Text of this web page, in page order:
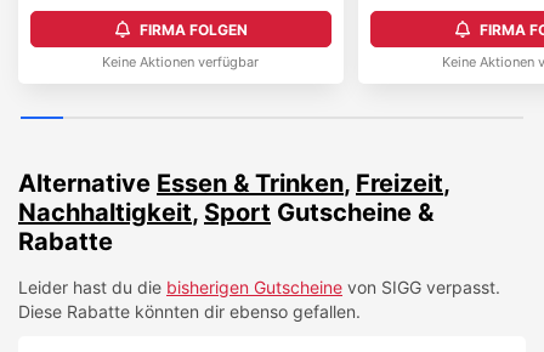
FIRMA FOLGEN
Keine Aktionen verfügbar
FIRMA
Keine Aktionen
Alternative Essen & Trinken, Freizeit,
Nachhaltigkeit, Sport Gutscheine &
Rabatte
Leider hast du die bisherigen Gutscheine von SIGG verpasst.
Diese Rabatte könnten dir ebenso gefallen.